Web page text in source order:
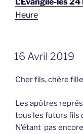
Heure
GEPLAATST
OP
16 Avril 2019
Cher fils, chère
Les apôtres
tous les futurs fils
N’étant pas